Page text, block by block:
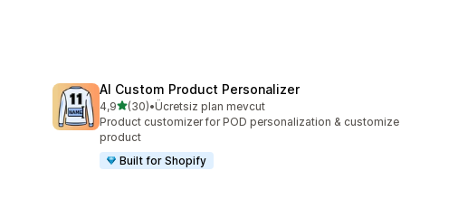
AI Custom Product Personalizer
4,95 yıldız üzerinden
(30)
toplam 30 değerlendirme
•Ücretsiz plan mevcut
Product customizer for POD personalization & customize
product
Built for Shopify